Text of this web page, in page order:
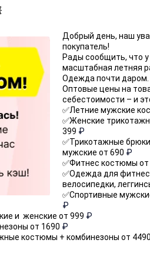
Добрый день, наш
покупатель!
Рады сообщить, что
масштабная летняя
Одежда почти даром.
Оптовые цены на
себестоимости – и
✅Летние мужские
✅Женские
399 ₽
✅Трикотажные
мужские от 690 ₽
✅Фитнес костюмы от
✅Одежда для
велосипедки,
✅
₽
и  женские от 999 ₽
от 1690 ₽
костюмы + комбинезоны от 4490